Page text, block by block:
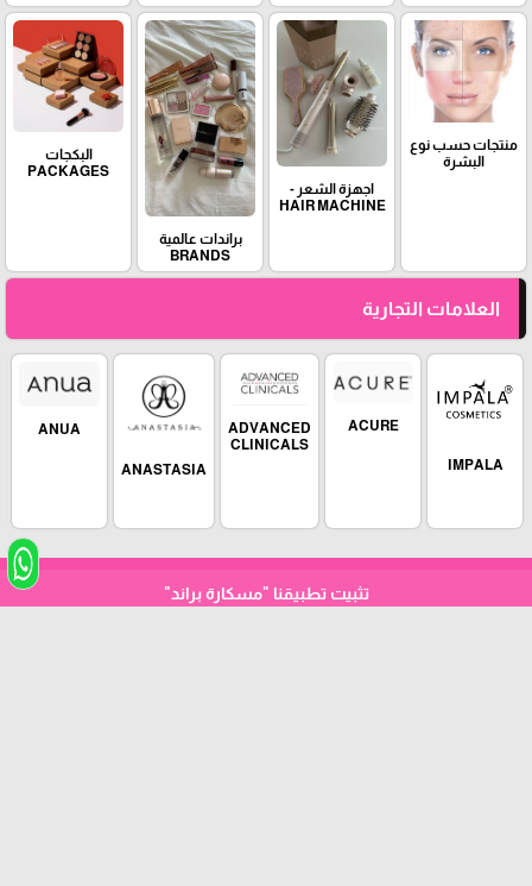
منتجات حسب نوع
البشرة
اجهزة الشعر -
HAIR MACHINE
براندات عالمية
BRANDS
البكجات
PACKAGES
العلامات التجارية
IMPALA
ACURE
ADVANCED
CLINICALS
ANASTASIA
ANUA
تثبيت تطبيقنا "مسكارة براند"